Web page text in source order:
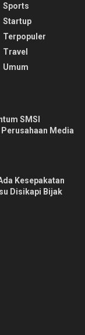
Sports
Startup
Terpopuler
Travel
Umum
SMSI
Media
Kesepakatan
Disikapi Bijak